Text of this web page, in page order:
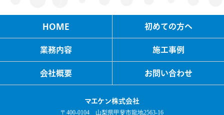
HOME 初めての方へ
業務内容 施工事例
会社概要 お問い合わせ
マエケン株式会社
〒400-0104 山梨県甲斐市龍地2563-16